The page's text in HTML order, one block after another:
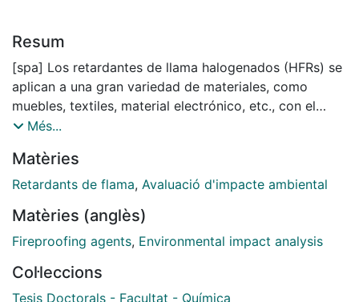
Resum
[spa] Los retardantes de llama halogenados (HFRs) se
aplican a una gran variedad de materiales, como
muebles, textiles, material electrónico, etc., con el
objetivo de prevenir los incendios. La demanda global
son liberados al medio ambiente desde los productos
que los contienen. Algunos de ellos han sido
alternativos han aparecido como posibles substitutos.
Es el caso de los norbornenos halogenados (HNs), de
sido usados desde hace años. En esta tesis se
pretendió evaluar el impacto que estos compuestos
Més...
Matèries
Retardants de flama, Avaluació d'impacte ambiental
Matèries (anglès)
Fireproofing agents, Environmental impact analysis
Col·leccions
Tesis Doctorals - Facultat - Química